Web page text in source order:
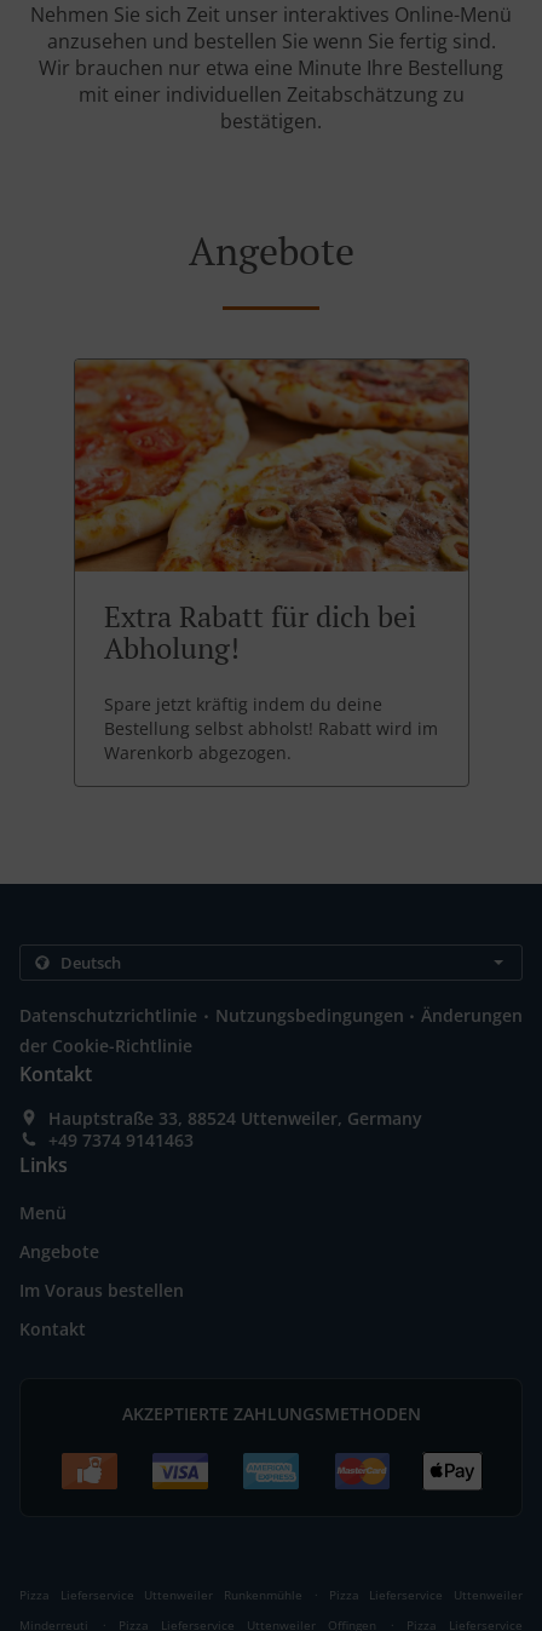
Nehmen Sie sich Zeit unser interaktives Online-Menü
anzusehen und bestellen Sie wenn Sie fertig sind.
Wir brauchen nur etwa eine Minute Ihre Bestellung
mit einer individuellen Zeitabschätzung zu
bestätigen.
Angebote
Extra Rabatt für dich bei
Abholung!
Spare jetzt kräftig indem du deine
Bestellung selbst abholst! Rabatt wird im
Warenkorb abgezogen.
Datenschutzrichtlinie . Nutzungsbedingungen . Änderungen
der Cookie-Richtlinie
Kontakt
Hauptstraße 33, 88524 Uttenweiler, Germany
+49 7374 9141463
Links
Menü
Angebote
Im Voraus bestellen
Kontakt
AKZEPTIERTE ZAHLUNGSMETHODEN
Pizza Lieferservice Uttenweiler Runkenmühle .
Pizza Lieferservice Uttenweiler
Minderreuti
. Pizza Lieferservice Uttenweiler Offingen .
Pizza Lieferservice